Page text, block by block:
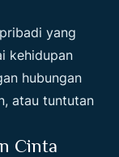
yang
kehidupan
hubungan
atau tuntutan
Cinta